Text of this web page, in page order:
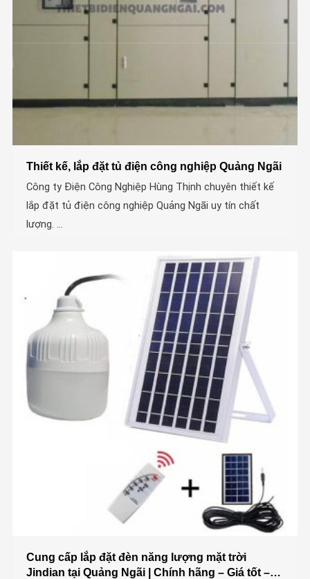
Thiết kế, lắp đặt tủ điện công nghiệp Quảng Ngãi
Công ty Điện Công Nghiệp Hùng Thịnh chuyên thiết kế
lắp đặt tủ điện công nghiệp Quảng Ngãi uy tín chất
lượng. ...
Cung cấp lắp đặt đèn năng lượng mặt trời
Jindian tại Quảng Ngãi | Chính hãng – Giá tốt –